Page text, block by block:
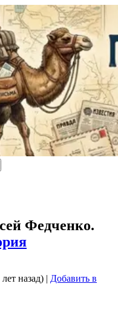
Федченко.
назад) | Добавить в